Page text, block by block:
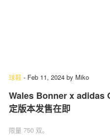
球鞋 - Feb 11, 2024 by Miko
Wales Bonner x adidas
定版本发售在即
限量 750 双。